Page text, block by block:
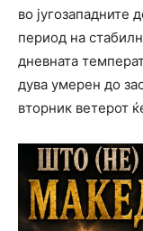
во југозападните
период на
дневната
дува умерен до
вторник ветерот